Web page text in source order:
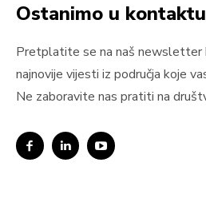
Ostanimo u kontaktu
Pretplatite se na naš newsletter
najnovije vijesti iz područja koje
Ne zaboravite nas pratiti na